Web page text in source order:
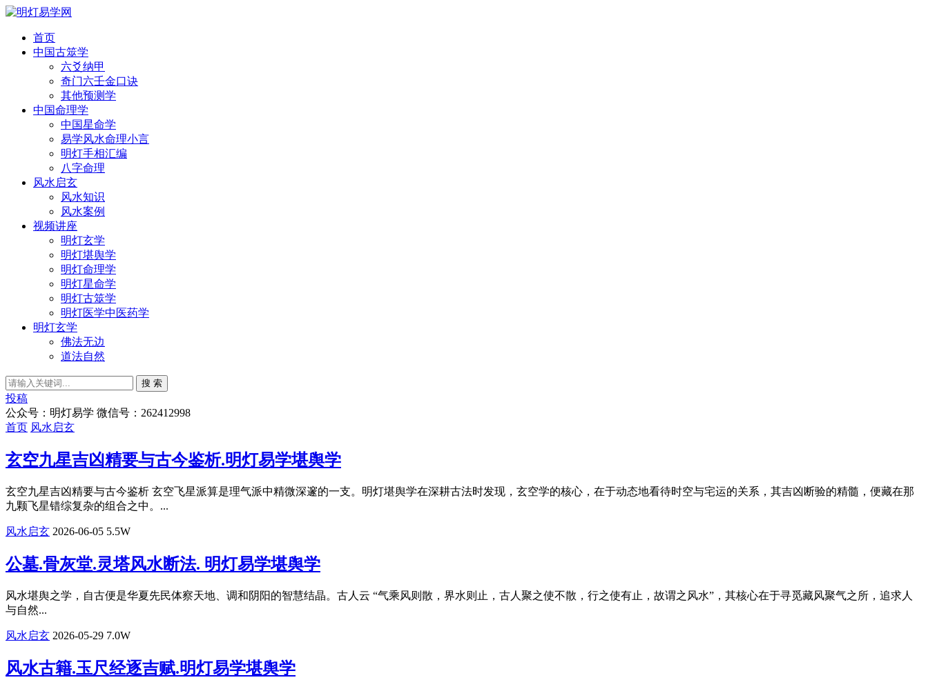
首页
中国古筮学
六爻纳甲
奇门六壬金口诀
其他预测学
中国命理学
中国星命学
易学风水命理小言
明灯手相汇编
八字命理
风水启玄
风水知识
风水案例
视频讲座
明灯玄学
明灯堪舆学
明灯命理学
明灯星命学
明灯古筮学
明灯医学中医药学
明灯玄学
佛法无边
道法自然
搜 索
投稿
公众号：明灯易学 微信号：262412998
首页 风水启玄
玄空九星吉凶精要与古今鉴析.明灯易学堪舆学
​玄空九星吉凶精要与古今鉴析 玄空飞星派算是理气派中精微深邃的一支。明灯堪舆学在深耕古法时发现，玄空学的核心，在于动态地看待时空与宅运的关系，其吉凶断验的精髓，便藏在那
九颗飞星错综复杂的组合之中。...
风水启玄 2026-06-05 5.5W
公墓.骨灰堂.灵塔风水断法. 明灯易学堪舆学
​风水堪舆之学，自古便是华夏先民体察天地、调和阴阳的智慧结晶。古人云 “气乘风则散，界水则止，古人聚之使不散，行之使有止，故谓之风水”，其核心在于寻觅藏风聚气之所，追求人
与自然...
风水启玄 2026-05-29 7.0W
风水古籍.玉尺经逐吉赋.明灯易学堪舆学